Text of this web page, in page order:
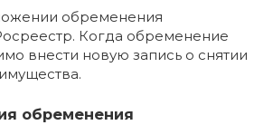
обременения
Когда обременение
внести новую запись о снятии
обременения